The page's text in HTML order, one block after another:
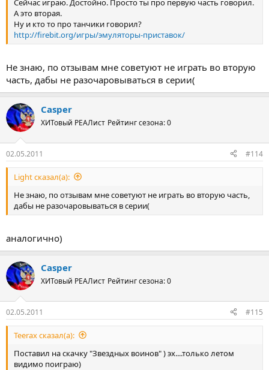
Сейчас играю. Достойно. Просто ты про первую часть говорил.
А это вторая.
Ну и кто то про танчики говорил?
http://firebit.org/игры/эмуляторы-приставок/
Не знаю, по отзывам мне советуют не играть во вторую
часть, дабы не разочаровываться в серии(
Casper
ХИТовый РЕАЛист Рейтинг сезона: 0
02.05.2011 #114
Light сказал(а):
Не знаю, по отзывам мне советуют не играть во вторую часть,
дабы не разочаровываться в серии(
аналогично)
Casper
ХИТовый РЕАЛист Рейтинг сезона: 0
02.05.2011 #115
Teerax сказал(а):
Поставил на скачку "Звездных воинов" ) эх....только летом
видимо поиграю)